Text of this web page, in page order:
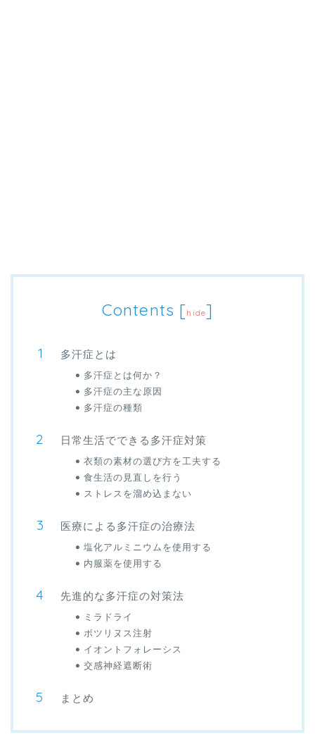
Contents [hide]
多汗症とは
多汗症とは何か？
多汗症の主な原因
多汗症の種類
日常生活でできる多汗症対策
衣類の素材の選び方を工夫する
食生活の見直しを行う
ストレスを溜め込まない
医療による多汗症の治療法
塩化アルミニウムを使用する
内服薬を使用する
先進的な多汗症の対策法
ミラドライ
ボツリヌス注射
イオントフォレーシス
交感神経遮断術
まとめ